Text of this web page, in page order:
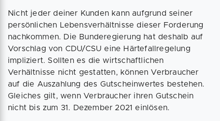
Nicht jeder deiner Kunden kann aufgrund seiner
persönlichen Lebensverhältnisse dieser Forderung
nachkommen. Die Bunderegierung hat deshalb auf
Vorschlag von CDU/CSU eine Härtefallregelung
impliziert. Sollten es die wirtschaftlichen
Verhältnisse nicht gestatten, können Verbraucher
auf die Auszahlung des Gutscheinwertes bestehen.
Gleiches gilt, wenn Verbraucher ihren Gutschein
nicht bis zum 31. Dezember 2021 einlösen.